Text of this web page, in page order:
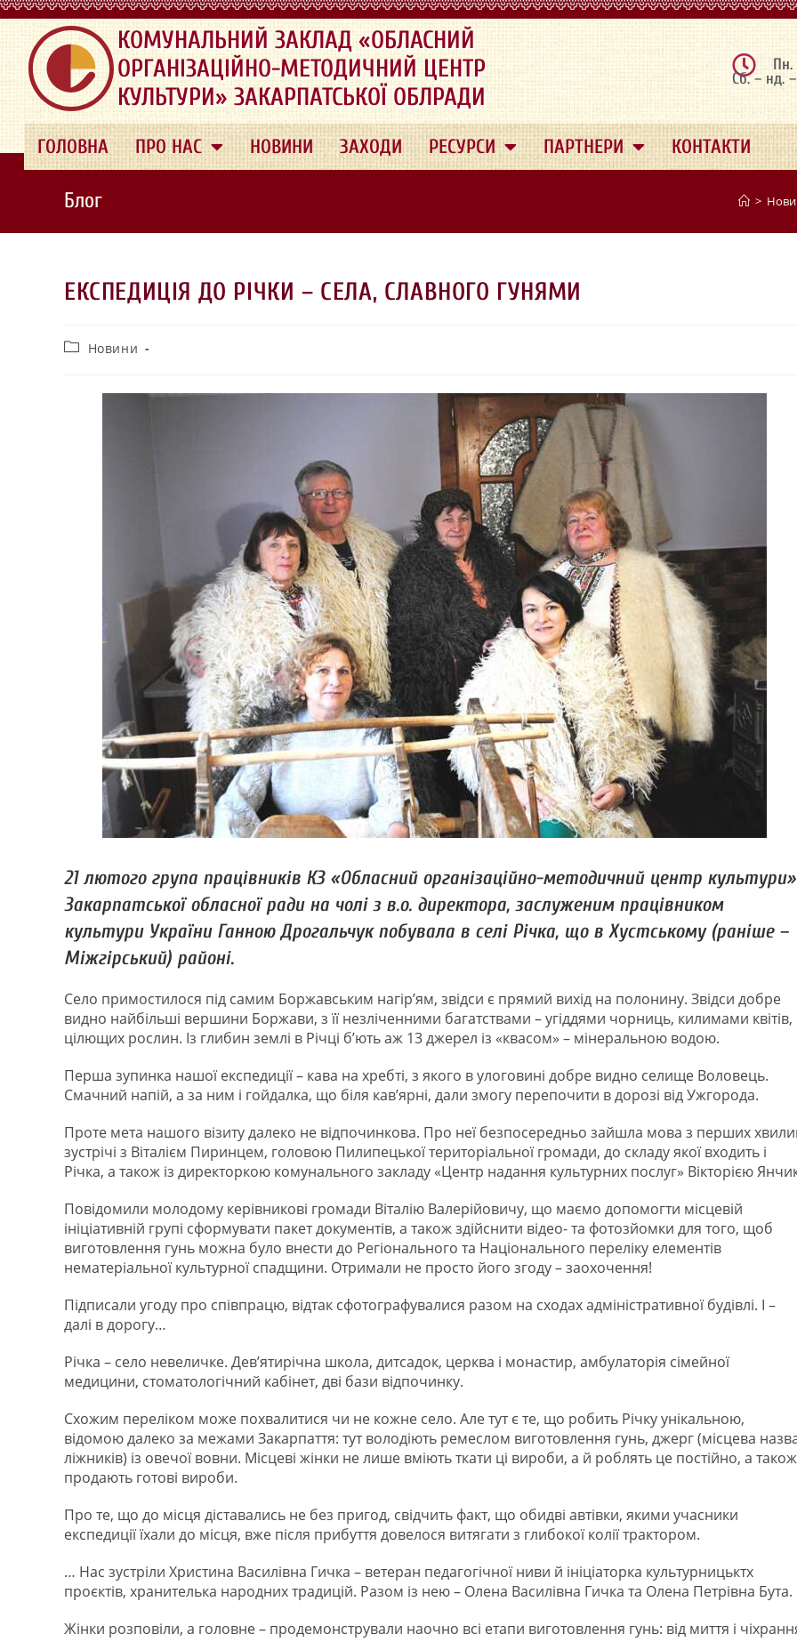
.
КОМУНАЛЬНИЙ ЗАКЛАД «ОБЛАСНИЙ
ОРГАНІЗАЦІЙНО-МЕТОДИЧНИЙ ЦЕНТР
КУЛЬТУРИ» ЗАКАРПАТСЬКОЇ ОБЛРАДИ
Пн.
Сб. – нд. –
ГОЛОВНА ПРО НАС НОВИНИ ЗАХОДИ РЕСУРСИ ПАРТНЕРИ КОНТАКТИ
Блог >
ЕКСПЕДИЦІЯ ДО РІЧКИ – СЕЛА, СЛАВНОГО ГУНЯМИ
Новини
21 лютого група працівників КЗ «Обласний організаційно-методичний центр культури»
Закарпатської обласної ради на чолі з в.о. директора, заслуженим працівником
культури України Ганною Дрогальчук побувала в селі Річка, що в Хустському (раніше –
Міжгірський) районі.
Село примостилося під самим Боржавським нагір’ям, звідси є прямий вихід на полонину. Звідси добре
видно найбільші вершини Боржави, з її незліченними багатствами – угіддями чорниць, килимами квітів,
цілющих рослин. Із глибин землі в Річці б’ють аж 13 джерел із «квасом» – мінеральною водою.
Перша зупинка нашої експедиції – кава на хребті, з якого в улоговині добре видно селище Воловець.
Смачний напій, а за ним і гойдалка, що біля кав’ярні, дали змогу перепочити в дорозі від Ужгорода.
Проте мета нашого візиту далеко не відпочинкова. Про неї безпосередньо зайшла мова з перших
зустрічі з Віталієм Пиринцем, головою Пилипецької територіальної громади, до складу якої входить і
Річка, а також із директоркою комунального закладу «Центр надання культурних послуг» Вікторією
Повідомили молодому керівникові громади Віталію Валерійовичу, що маємо допомогти місцевій
ініціативній групі сформувати пакет документів, а також здійснити відео- та фотозйомки для того, щоб
виготовлення гунь можна було внести до Регіонального та Національного переліку елементів
нематеріальної культурної спадщини. Отримали не просто його згоду – заохочення!
Підписали угоду про співпрацю, відтак сфотографувалися разом на сходах адміністративної будівлі. І –
далі в дорогу…
Річка – село невеличке. Дев’ятирічна школа, дитсадок, церква і монастир, амбулаторія сімейної
медицини, стоматологічний кабінет, дві бази відпочинку.
Схожим переліком може похвалитися чи не кожне село. Але тут є те, що робить Річку унікальною,
відомою далеко за межами Закарпаття: тут володіють ремеслом виготовлення гунь, джерг (місцева
ліжників) із овечої вовни. Місцеві жінки не лише вміють ткати ці вироби, а й роблять це постійно, а також
продають готові вироби.
Про те, що до місця діставались не без пригод, свідчить факт, що обидві автівки, якими учасники
експедиції їхали до місця, вже після прибуття довелося витягати з глибокої колії трактором.
… Нас зустріли Христина Василівна Гичка – ветеран педагогічної ниви й ініціаторка культурницьктх
проєктів, хранителька народних традицій. Разом із нею – Олена Василівна Гичка та Олена Петрівна Бута.
Жінки розповіли, а головне – продемонстрували наочно всі етапи виготовлення гунь: від миття і